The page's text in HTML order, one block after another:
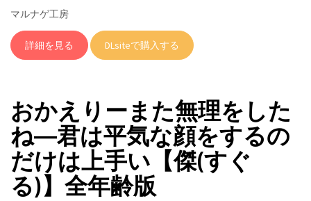
マルナゲ工房
詳細を見る DLsiteで購入する
おかえりーまた無理をした
ね―君は平気な顔をするの
だけは上手い【傑(すぐ
る)】全年齢版